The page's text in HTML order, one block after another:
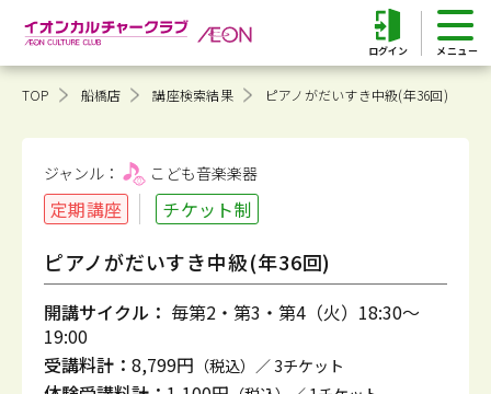
ログイン
TOP 船橋店 講座検索結果 ピアノがだいすき中級(年36回)
ジャンル： こども音楽楽器
定期講座 チケット制
ピアノがだいすき中級(年36回)
開講サイクル： 毎第2・第3・第4（火）18:30～
19:00
受講料計： 8,799円 （税込）／ 3チケット